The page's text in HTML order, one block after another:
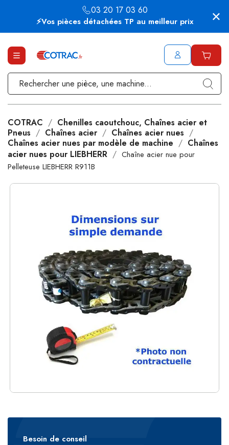
⚡Vos pièces détachées TP au meilleur prix
03 20 17 03 60
COTRAC
Chenilles caoutchouc, Chaînes acier et
Pneus
Chaînes acier
Chaînes acier nues
Chaînes acier nues par modèle de machine
Chaînes
acier nues pour LIEBHERR
Chaîne acier nue pour
Pelleteuse LIEBHERR R911B
Besoin de conseil